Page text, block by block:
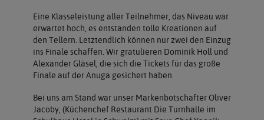
Eine Klasseleistung aller Teilnehmer, das Niveau war
erwartet hoch, es entstanden tolle Kreationen auf
den Tellern. Letztendlich können nur zwei den Einzug
ins Finale schaffen. Wir gratulieren Dominik Holl und
Alexander Gläsel, die sich die Tickets für das große
Finale auf der Anuga gesichert haben.
Bei uns am Stand war unser Markenbotschafter Oliver
Jacoby, (Küchenchef Restaurant Die Turnhalle im